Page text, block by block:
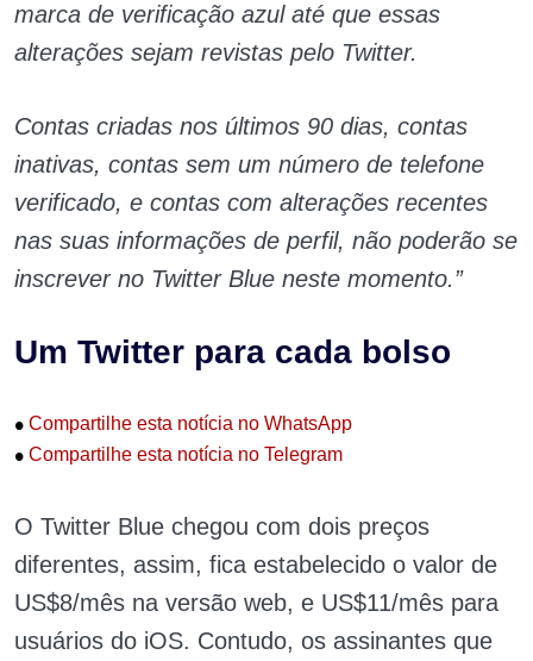
marca de verificação azul até que essas
alterações sejam revistas pelo Twitter.
Contas criadas nos últimos 90 dias, contas
inativas, contas sem um número de telefone
verificado, e contas com alterações recentes
nas suas informações de perfil, não poderão se
inscrever no Twitter Blue neste momento.”
Um Twitter para cada bolso
• Compartilhe esta notícia no WhatsApp
• Compartilhe esta notícia no Telegram
O Twitter Blue chegou com dois preços
diferentes, assim, fica estabelecido o valor de
US$8/mês na versão web, e US$11/mês para
usuários do iOS. Contudo, os assinantes que